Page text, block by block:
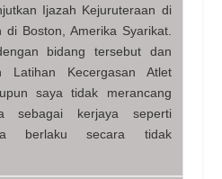
Ijazah Kejuruteraan di
di Boston, Amerika Syarikat.
bidang tersebut dan
Latihan Kecergasan Atlet
saya tidak merancang
sebagai kerjaya seperti
berlaku secara tidak